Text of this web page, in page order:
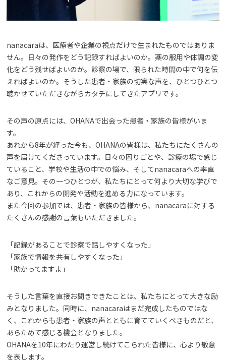
nanacaraは、医療者や企業の視点だけで生まれたものではありま
せん。日々の発作をどう記録すればよいのか。薬の服用や体調の変
化をどう残せばよいのか。診察の場で、限られた時間の中で何を伝
えればよいのか。そうした患者・家族の切実な声を、ひとつひとつ
聴かせていただきながらカタチにしてきたアプリです。
その声の原点には、OHANAで出会った患者・家族の皆様がいま
す。
あれから8年が経った今も、OHANAの皆様は、私たちにたくさんの
声を届けてくださっています。日々の困りごとや、診療の場で感じ
ていること、学校や生活の中での悩み、そしてnanacaraへの率直
なご意見。その一つひとつが、私たちにとって何より大切な学びで
あり、これからの開発や活動を進める力になっています。
また今回の参加では、患者・家族の皆様から、nanacaraに対する
たくさんの感謝の言葉もいただきました。
「記録があることで診察で話しやすくなった」
「家族で情報を共有しやすくなった」
「助かってますよ」
そうした言葉を直接お聞きできたことは、私たちにとって大きな励
みとなりました。同時に、nanacaraはまだ完成したものではな
く、これからも患者・家族の声とともに育てていくべきものだと、
あらためて感じる機会となりました。
OHANAを10年にわたり運営し続けてこられた皆様に、心より敬意
を表します。